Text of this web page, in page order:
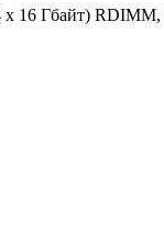
16 Гбайт)